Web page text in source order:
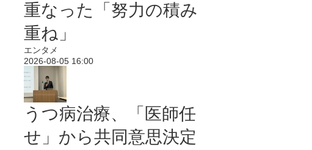
重なった「努力の積み
重ね」
エンタメ
2026-08-05 16:00
うつ病治療、「医師任
せ」から共同意思決定